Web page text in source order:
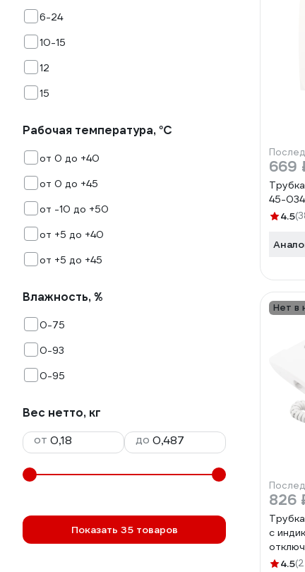
6-24
10-15
12
15
Рабочая температура, °С
от 0 до +40
от 0 до +45
от -10 до +50
от +5 до +40
от +5 до +45
Влажность, %
0-75
0-93
0-95
Вес нетто, кг
от
до
Показать 35 товаров
669
45-
4.5
Нет в
826
с
4.5